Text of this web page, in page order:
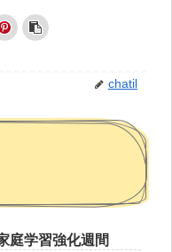
chatil
庭学習強化週間